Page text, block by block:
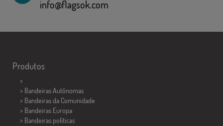
info@flagsok.com
Produtos
>
> Bandeiras Autônomas
> Bandeiras da Comunidade
> Bandeiras Europa
> Bandeiras políticas